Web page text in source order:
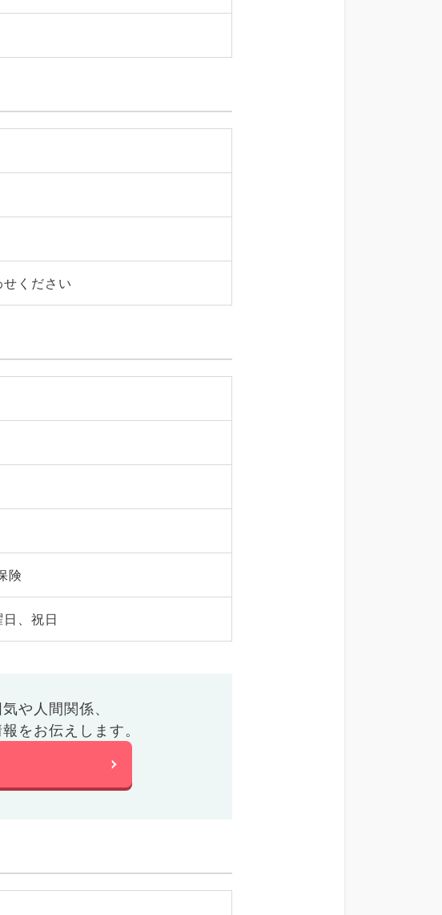
ください
険
、祝日
や人間関係、
をお伝えします。